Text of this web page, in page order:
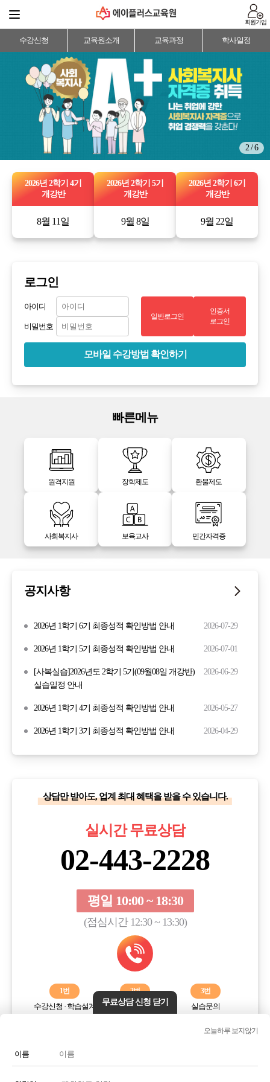
회원가입
수강신청 교육원소개 교육과정 학사일정
2 / 6
2026년 2학기 4기
개강반
8월 11일
2026년 2학기 5기
개강반
9월 8일
2026년 2학기 6기
개강반
9월 22일
로그인
아이디
비밀번호
일반로그인
인증서
로그인
모바일 수강방법 확인하기
빠른메뉴
원격지원 장학제도 환불제도
사회복지사 보육교사 민간자격증
공지사항
2026년 1학기 6기 최종성적 확인방법 안내 2026-07-29
2026년 1학기 5기 최종성적 확인방법 안내 2026-07-01
[사복실습]2026년도 2학기 5기(09월08일 개강반)
실습일정 안내
2026-06-29
2026년 1학기 4기 최종성적 확인방법 안내 2026-05-27
2026년 1학기 3기 최종성적 확인방법 안내 2026-04-29
상담만 받아도, 업계 최대 혜택을 받을 수 있습니다.
실시간 무료상담
02-443-2228
평일 10:00 ~ 18:30
(점심시간 12:30 ~ 13:30)
1번
수강신청 · 학습설계
2번
학습오류해결
3번
실습문의
전화번호 또는 전화기 모양 아이콘을 클릭하시면 전화통화가
무료상담 신청 닫기
오늘하루 보지않기
이름